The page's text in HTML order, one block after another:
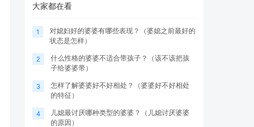
大家都在看
1
对媳妇好的婆婆有哪些表现？（婆媳之前最好的
状态是怎样）
2
什么性格的婆婆不适合带孩子？（该不该把孩
子给婆婆带）
3
怎样了解婆婆好不好相处？（婆婆好不好相处
的特征）
4
儿媳最讨厌哪种类型的婆婆？（儿媳讨厌婆婆
的原因）